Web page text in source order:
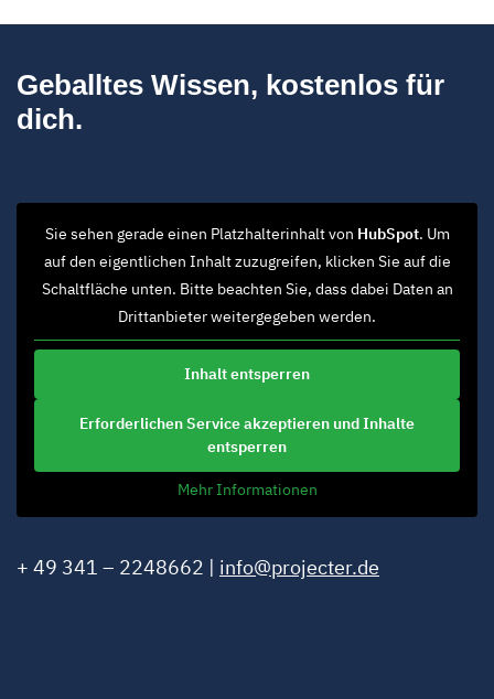
Geballtes Wissen, kostenlos für
dich.
Sie sehen gerade einen Platzhalterinhalt von HubSpot. Um
auf den eigentlichen Inhalt zuzugreifen, klicken Sie auf die
Schaltfläche unten. Bitte beachten Sie, dass dabei Daten an
Drittanbieter weitergegeben werden.
Inhalt entsperren
Erforderlichen Service akzeptieren und Inhalte
entsperren
Mehr Informationen
+ 49 341 – 2248662 | info@projecter.de